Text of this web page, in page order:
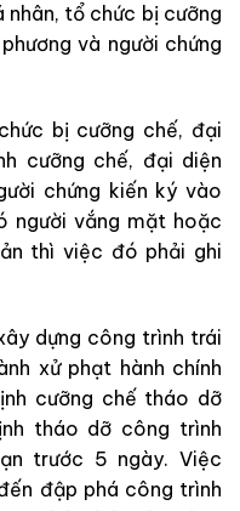
tổ chức bị cưỡng
và người chứng
bị cưỡng chế, đại
cưỡng chế, đại diện
chứng kiến ký vào
người vắng mặt hoặc
thì việc đó phải ghi
dựng công trình trái
xử phạt hành chính
cưỡng chế tháo dỡ
tháo dỡ công trình
trước 5 ngày. Việc
đập phá công trình